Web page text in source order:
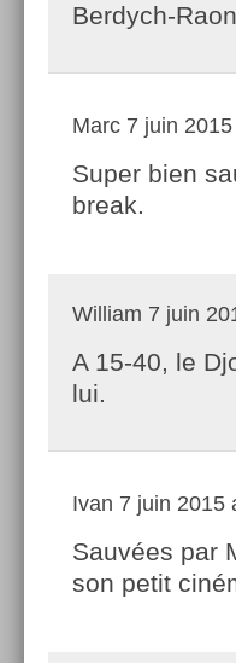
Berdych-
Marc 7 juin
Super bien
break.
William 7 juin
A 15-40, le
lui.
Ivan 7 juin 2015
Sauvées par
son petit